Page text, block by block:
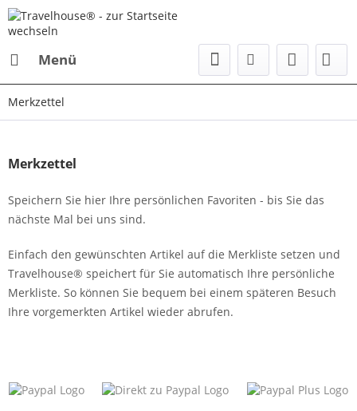
Menü
Merkzettel
Merkzettel
Speichern Sie hier Ihre persönlichen Favoriten - bis Sie das
nächste Mal bei uns sind.
Einfach den gewünschten Artikel auf die Merkliste setzen und
Travelhouse® speichert für Sie automatisch Ihre persönliche
Merkliste. So können Sie bequem bei einem späteren Besuch
Ihre vorgemerkten Artikel wieder abrufen.